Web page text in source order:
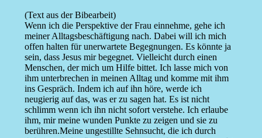
(Text aus der Bibearbeit)
Wenn ich die Perspektive der Frau einnehme, gehe ich
meiner Alltagsbeschäftigung nach. Dabei will ich mich
offen halten für unerwartete Begegnungen. Es könnte ja
sein, dass Jesus mir begegnet. Vielleicht durch einen
Menschen, der mich um Hilfe bittet. Ich lasse mich von
ihm unterbrechen in meinen Alltag und komme mit ihm
ins Gespräch. Indem ich auf ihn höre, werde ich
neugierig auf das, was er zu sagen hat. Es ist nicht
schlimm wenn ich ihn nicht sofort verstehe. Ich erlaube
ihm, mir meine wunden Punkte zu zeigen und sie zu
berühren.Meine ungestillte Sehnsucht, die ich durch